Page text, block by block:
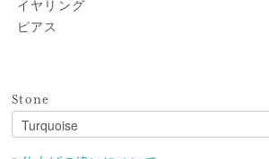
イヤリング
ピアス
Stone